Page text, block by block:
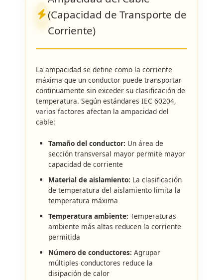
(Capacidad de Transporte de
Corriente)
La ampacidad se define como la corriente
máxima que un conductor puede transportar
continuamente sin exceder su clasificación de
temperatura. Según estándares IEC 60204,
varios factores afectan la ampacidad del
cable:
Tamaño del conductor: Un área de
sección transversal mayor permite mayor
capacidad de corriente
Material de aislamiento: La clasificación
de temperatura del aislamiento limita la
temperatura máxima
Temperatura ambiente: Temperaturas
ambiente más altas reducen la corriente
permitida
Número de conductores: Agrupar
múltiples conductores reduce la
disipación de calor